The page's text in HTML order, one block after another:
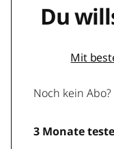
Du
Mit
Noch kein
3 Monate